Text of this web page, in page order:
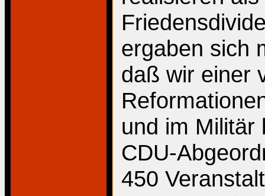
ergaben sich
daß wir einer
und im Militär
CDU-
450